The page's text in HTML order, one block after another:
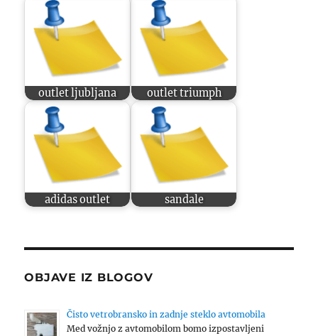
outlet ljubljana outlet triumph
adidas outlet sandale
OBJAVE IZ BLOGOV
Čisto vetrobransko in zadnje steklo avtomobila
Med vožnjo z avtomobilom bomo izpostavljeni